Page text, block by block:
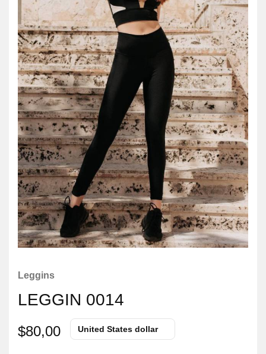
Leggins
LEGGIN 0014
$80,00 United States dollar